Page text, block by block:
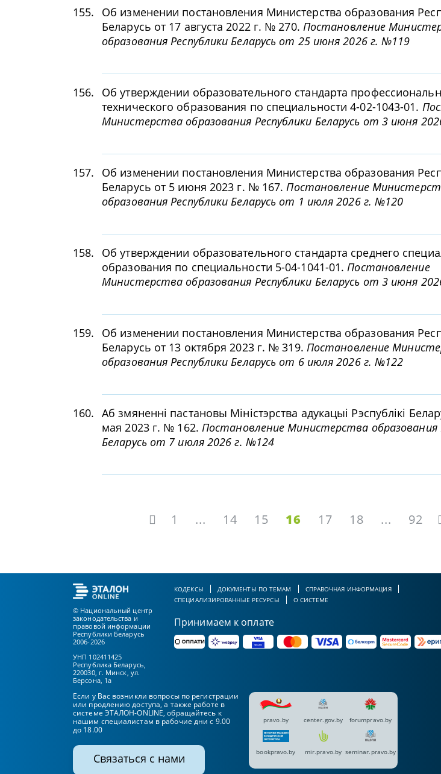
155.
Об изменении постановления Министерства образования
Беларусь от 17 августа 2022 г. № 270. Постановление
образования Республики Беларусь от 25 июня 2026 г. №119
156.
Об утверждении образовательного стандарта
технического образования по специальности 4-02-1043-01.
Министерства образования Республики Беларусь от 3 июня
157.
Об изменении постановления Министерства образования
Беларусь от 5 июня 2023 г. № 167.Постановление
образования Республики Беларусь от 1 июля 2026 г. №120
158.
Об утверждении образовательного стандарта среднего
образования по специальности 5-04-1041-01.Постановление
Министерства образования Республики Беларусь от 3 июня
159.
Об изменении постановления Министерства образования
Беларусь от 13 октября 2023 г. № 319. Постановление
образования Республики Беларусь от 6 июля 2026 г. №122
160. Аб змяненнi пастановы Мiнiстэрства адукацыi Рэспублiкi
мая 2023 г. № 162. Постановление Министерства образования
Беларусь от 7 июля 2026 г. №124
1 ... 14 15 16 17 18 ... 92
© Национальный центр
законодательства и
правовой информации
Республики Беларусь
2006-2026
УНП 102411425
Республика Беларусь,
220030, г. Минск, ул.
Берсона, 1а
КОДЕКСЫ ДОКУМЕНТЫ ПО ТЕМАМ
СПРАВОЧНАЯ ИНФОРМАЦИЯ
СПЕЦИАЛИЗИРОВАННЫЕ РЕСУРСЫ
О СИСТЕМЕ
Принимаем к оплате
Если у Вас возникли вопросы по регистрации
или продлению доступа, а также работе в
системе ЭТАЛОН-ONLINE, обращайтесь к
нашим специалистам в рабочие дни с 9.00
до 18.00
Связаться с нами
pravo.by center.gov.by forumpravo.by
bookpravo.by mir.pravo.by seminar.pravo.by